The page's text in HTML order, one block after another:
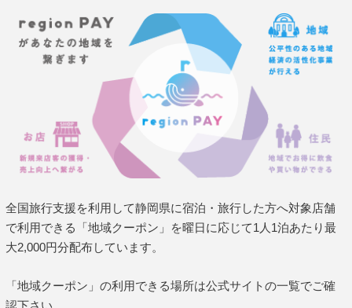
全国旅行支援を利用して静岡県に宿泊・旅行した方へ対象店舗
で利用できる「地域クーポン」を曜日に応じて1人1泊あたり最
大2,000円分配布しています。
「地域クーポン」の利用できる場所は公式サイトの一覧でご確
認下さい